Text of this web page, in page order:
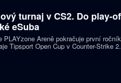
turnaj v CS2. Do play-
eSuba
PLAYzone Areně pokračuje první ročník
Tipsport Open Cup v Counter-Strike
a body do žebříčku VRS bojuje devět
postup do play-off.